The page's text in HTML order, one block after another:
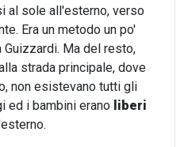
al sole all'esterno, verso
Era un metodo un po'
Ma del resto,
strada principale, dove
non esistevano tutti gli
ed i bambini erano liberi